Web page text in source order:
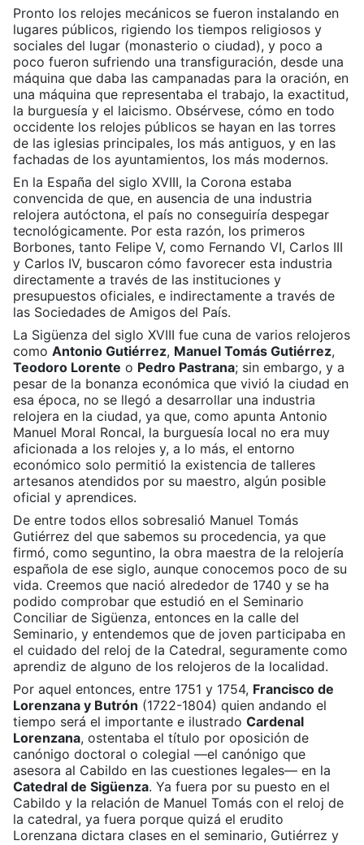
Pronto los relojes mecánicos se fueron instalando en
lugares públicos, rigiendo los tiempos religiosos y
sociales del lugar (monasterio o ciudad), y poco a
poco fueron sufriendo una transfiguración, desde una
máquina que daba las campanadas para la oración, en
una máquina que representaba el trabajo, la exactitud,
la burguesía y el laicismo. Obsérvese, cómo en todo
occidente los relojes públicos se hayan en las torres
de las iglesias principales, los más antiguos, y en las
fachadas de los ayuntamientos, los más modernos.
En la España del siglo XVIII, la Corona estaba
convencida de que, en ausencia de una industria
relojera autóctona, el país no conseguiría despegar
tecnológicamente. Por esta razón, los primeros
Borbones, tanto Felipe V, como Fernando VI, Carlos III
y Carlos IV, buscaron cómo favorecer esta industria
directamente a través de las instituciones y
presupuestos oficiales, e indirectamente a través de
las Sociedades de Amigos del País.
La Sigüenza del siglo XVIII fue cuna de varios relojeros
como Antonio Gutiérrez, Manuel Tomás Gutiérrez,
Teodoro Lorente o Pedro Pastrana; sin embargo, y a
pesar de la bonanza económica que vivió la ciudad en
esa época, no se llegó a desarrollar una industria
relojera en la ciudad, ya que, como apunta Antonio
Manuel Moral Roncal, la burguesía local no era muy
aficionada a los relojes y, a lo más, el entorno
económico solo permitió la existencia de talleres
artesanos atendidos por su maestro, algún posible
oficial y aprendices.
De entre todos ellos sobresalió Manuel Tomás
Gutiérrez del que sabemos su procedencia, ya que
firmó, como seguntino, la obra maestra de la relojería
española de ese siglo, aunque conocemos poco de su
vida. Creemos que nació alrededor de 1740 y se ha
podido comprobar que estudió en el Seminario
Conciliar de Sigüenza, entonces en la calle del
Seminario, y entendemos que de joven participaba en
el cuidado del reloj de la Catedral, seguramente como
aprendiz de alguno de los relojeros de la localidad.
Por aquel entonces, entre 1751 y 1754, Francisco de
Lorenzana y Butrón (1722-1804) quien andando el
tiempo será el importante e ilustrado Cardenal
Lorenzana, ostentaba el título por oposición de
canónigo doctoral o colegial —el canónigo que
asesora al Cabildo en las cuestiones legales— en la
Catedral de Sigüenza. Ya fuera por su puesto en el
Cabildo y la relación de Manuel Tomás con el reloj de
la catedral, ya fuera porque quizá el erudito
Lorenzana dictara clases en el seminario, Gutiérrez y